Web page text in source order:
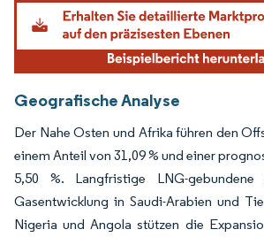
Geografische Analyse
Der Nahe Osten und Afrika führen den
einem Anteil von 31,09 % und einer
5,50 %. Langfristige LNG-
Gasentwicklung in Saudi-Arabien und
Nigeria und Angola stützen die